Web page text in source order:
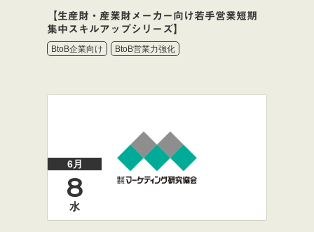
【生産財・産業財メーカー向け若手営業短期
集中スキルアップシリーズ】
BtoB企業向け BtoB営業力強化
6月
8
水